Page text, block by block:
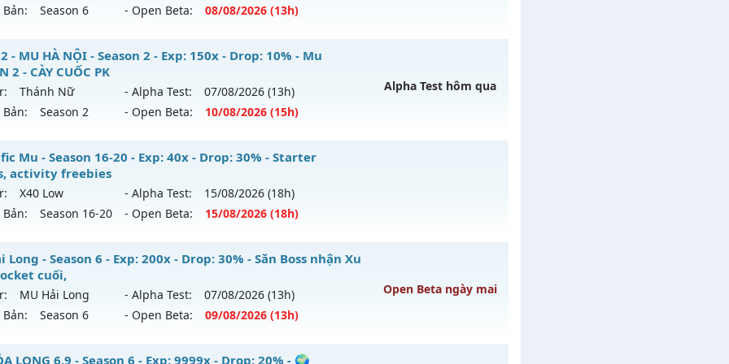
500x - Drop: 40%
loại: Mu Nguyên bản Webzen
Anti Vip
Season 6 - Open Beta: 08/08/2026 (13h)
Atlans - free 99%,boss nhiều-hồi sinh
mới ra tháng 08 2026 - Mở máy chủAtlans vào 13h ngày 08/08/2626
500x - Drop: 20%
loại: Mu Nguyên bản Webzen
chống hack 99%
- MU HÀ NỘI - Season 2 - Exp: 150x - Drop: 10% - Mu
2 - CÀY CUỐC PK
Thánh Nữ - Alpha Test: 07/08/2026 (13h)
Season 2 - Open Beta: 10/08/2026 (15h)
Alpha Test hôm qua
- MU HÀ NỘI - Mu SEASON 2 - CÀY CUỐC PK
mới ra tháng 08 2026 - Mở máy chủThánh Nữ vào 15h ngày 10/08/2626
150x - Drop: 10%
loại: Mu Nguyên bản Webzen
IGMU.DEV
Mu - Season 16-20 - Exp: 40x - Drop: 30% - Starter
activity freebies
X40 Low - Alpha Test: 15/08/2026 (18h)
Season 16-20 - Open Beta: 15/08/2026 (18h)
Mu - Starter events, activity freebies
mới ra tháng 08 2026 - Mở máy chủX40 Lowvào 18h ngày 15/08/2626
40x - Drop: 30%
Long - Season 6 - Exp: 200x - Drop: 30% - Săn Boss nhận Xu
cuối,
MU Hải Long - Alpha Test: 07/08/2026 (13h)
Season 6 - Open Beta: 09/08/2026 (13h)
Open Beta ngày mai
Long - Săn Boss nhận Xu & Đồ Socket cuối,
LONG 6.9 - Season 6 - Exp: 9999x - Drop: 20% - 🌍